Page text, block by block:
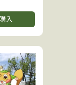
入